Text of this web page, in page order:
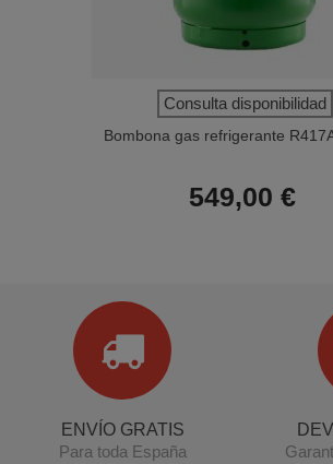
Consulta disponibilidad
Bombona gas refrigerante
549,00 €
ENVÍO GRATIS
Para toda España